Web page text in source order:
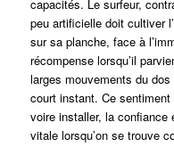
capacités. Le surfeur,
peu artificielle doit cultiver
sur sa planche, face à
récompense lorsqu’il
larges mouvements du
court instant. Ce
voire installer, la confiance
vitale lorsqu’on se trouve